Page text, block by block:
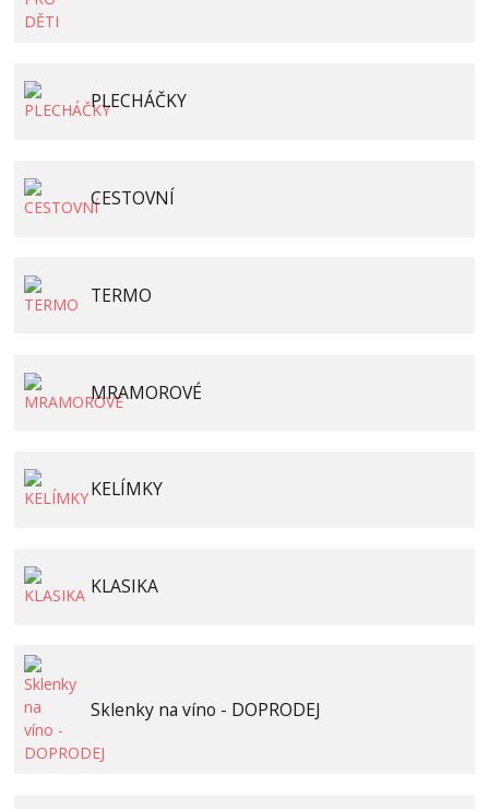
PLECHÁČKY
CESTOVNÍ
TERMO
MRAMOROVÉ
KELÍMKY
KLASIKA
Sklenky na víno - DOPRODEJ